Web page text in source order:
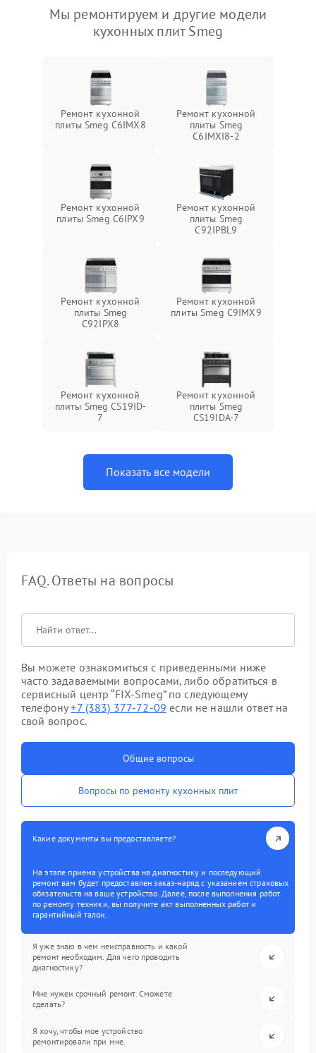
Мы ремонтируем и другие модели
кухонных плит Smeg
Ремонт кухонной
плиты Smeg C6IMX8
Ремонт кухонной
плиты Smeg
C6IMXI8-2
Ремонт кухонной
плиты Smeg C6IPX9
Ремонт кухонной
плиты Smeg
C92IPBL9
Ремонт кухонной
плиты Smeg
C92IPX8
Ремонт кухонной
плиты Smeg C9IMX9
Ремонт кухонной
плиты Smeg CS19ID-
7
Ремонт кухонной
плиты Smeg
CS19IDA-7
Показать все модели
FAQ. Ответы на вопросы
Вы можете ознакомиться с приведенными ниже
часто задаваемыми вопросами, либо обратиться в
сервисный центр “FIX-Smeg” по следующему
телефону+7 (383) 377-72-09 если не нашли ответ на
свой вопрос.
Общие вопросы
Вопросы по ремонту кухонных плит
Какие документы вы предоставляете?
На этапе приема устройства на диагностику и последующий
ремонт вам будет предоставлен заказ-наряд с указанием страховых
обязательств на ваше устройство. Далее, после выполнения работ
по ремонту техники, вы получите акт выполненных работ и
гарантийный талон.
Я уже знаю в чем неисправность и какой
ремонт необходим. Для чего проводить
диагностику?
Мне нужен срочный ремонт. Сможете
сделать?
Я хочу, чтобы мое устройство
ремонтировали при мне.